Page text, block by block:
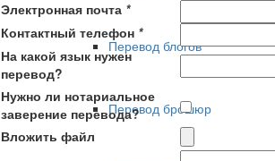
Перевод блогов
Перевод брошюр
Электронная почта *
Контактный телефон *
На какой язык нужен
перевод?
Нужно ли нотариальное
заверение перевода?
Вложить файл